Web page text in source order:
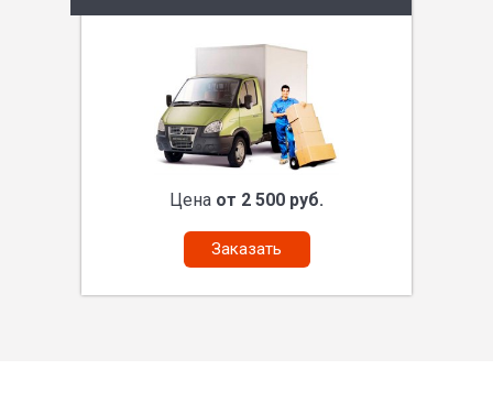
Цена от 2 500 руб.
Заказать